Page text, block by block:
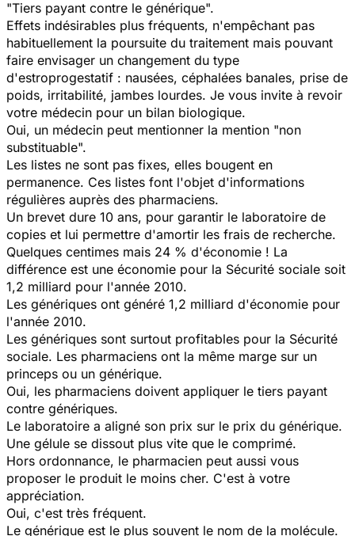
"Tiers payant contre le générique".
Effets indésirables plus fréquents, n'empêchant pas
habituellement la poursuite du traitement mais pouvant
faire envisager un changement du type
d'estroprogestatif : nausées, céphalées banales, prise de
poids, irritabilité, jambes lourdes. Je vous invite à revoir
votre médecin pour un bilan biologique.
Oui, un médecin peut mentionner la mention "non
substituable".
Les listes ne sont pas fixes, elles bougent en
permanence. Ces listes font l'objet d'informations
régulières auprès des pharmaciens.
Un brevet dure 10 ans, pour garantir le laboratoire de
copies et lui permettre d'amortir les frais de recherche.
Quelques centimes mais 24 % d'économie ! La
différence est une économie pour la Sécurité sociale soit
1,2 milliard pour l'année 2010.
Les génériques ont généré 1,2 milliard d'économie pour
l'année 2010.
Les génériques sont surtout profitables pour la Sécurité
sociale. Les pharmaciens ont la même marge sur un
princeps ou un générique.
Oui, les pharmaciens doivent appliquer le tiers payant
contre génériques.
Le laboratoire a aligné son prix sur le prix du générique.
Une gélule se dissout plus vite que le comprimé.
Hors ordonnance, le pharmacien peut aussi vous
proposer le produit le moins cher. C'est à votre
appréciation.
Oui, c'est très fréquent.
Le générique est le plus souvent le nom de la molécule.